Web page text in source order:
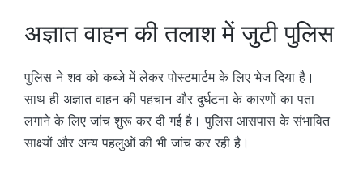
अज्ञात वाहन की तलाश में जुटी पुलिस
पुलिस ने शव को कब्जे में लेकर पोस्टमार्टम के लिए भेज दिया है।
साथ ही अज्ञात वाहन की पहचान और दुर्घटना के कारणों का पता
लगाने के लिए जांच शुरू कर दी गई है। पुलिस आसपास के संभावित
साक्ष्यों और अन्य पहलुओं की भी जांच कर रही है।